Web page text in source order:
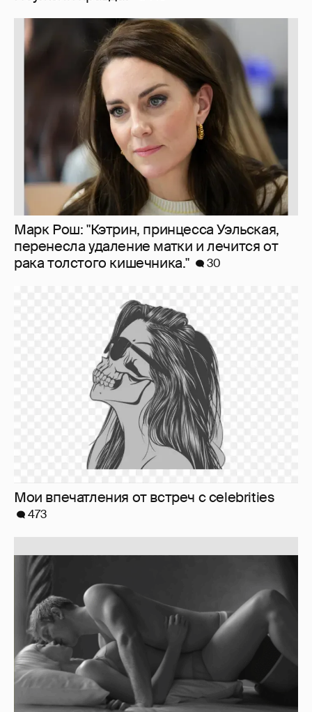
Марк Рош: "Кэтрин, принцесса Уэльская,
перенесла удаление матки и лечится от
рака толстого кишечника."
30
Мои впечатления от встреч с celebrities
Softporn